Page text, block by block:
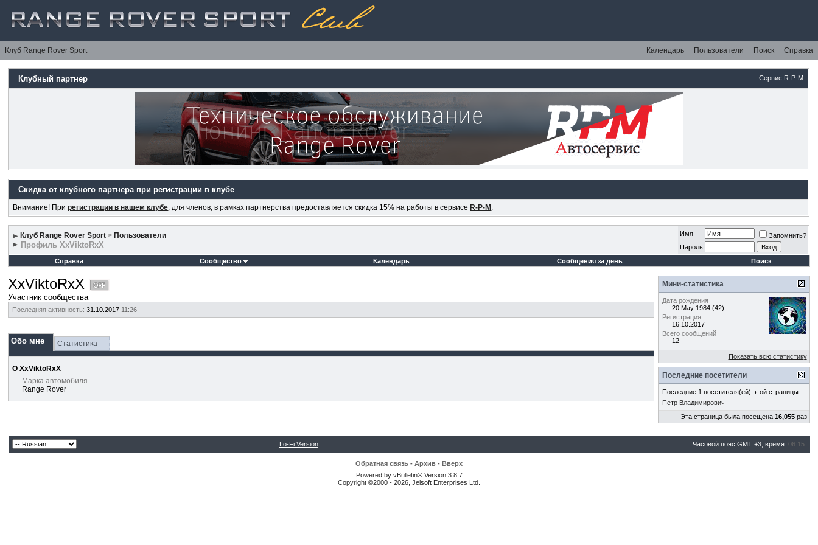
Клуб Range Rover Sport Календарь Пользователи Поиск Справка
Сервис R-P-M
Клубный партнер
Скидка от клубного партнера при регистрации в клубе
Внимание! Прирегистрации в нашем клубе, для членов, в рамках партнерства предоставляется скидка 15% на работы в сервисе R-P-M .
Клуб Range Rover Sport > Пользователи
Профиль XxViktoRxX
Имя
Запомнить?
Пароль
Справка
Сообщество Календарь Сообщения за день Поиск
XxViktoRxX
Участник сообщества
Последняя активность: 31.10.2017 11:26
Обо мне Статистика
О XxViktoRxX
Марка автомобиля
Range Rover
Мини-статистика
Дата рождения
20 May 1984 (42)
Регистрация
16.10.2017
Всего сообщений
12
Показать всю статистику
Последние посетители
Последние 1 посетителя(ей) этой страницы:
Петр Владимирович
Эта страница была посещена 16,055раз
Lo-Fi Version Часовой пояс GMT +3, время: 06:15.
Обратная связь - Архив - Вверх
Powered by vBulletin® Version 3.8.7
Copyright ©2000 - 2026, Jelsoft Enterprises Ltd.